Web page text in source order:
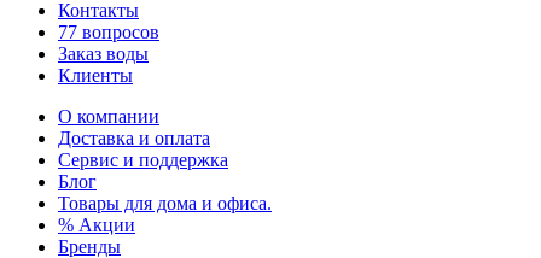
Контакты
77 вопросов
Заказ воды
Клиенты
О компании
Доставка и оплата
Сервис и поддержка
Блог
Товары для дома и офиса.
% Акции
Бренды